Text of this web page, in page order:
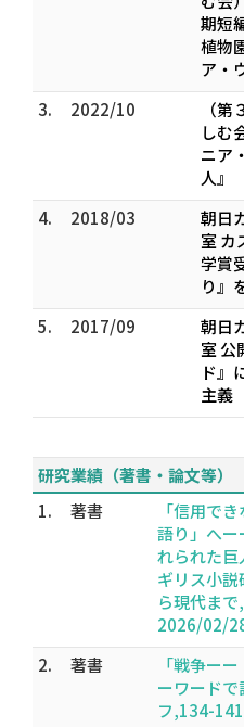
期短
植物
ア・
3.
2022/10
（
しむ
ニア
人』
4.
2018/03
朝日
室 カ
学賞
り』
5.
2017/09
朝日
室 公
ド』
主義
研究業績（著書・論文等）
1.
著書
「信用で
語り」へー
れられた巨
ギリス小
ら現代ま
2026/02/
2.
著書
「戦争ー
ーワード
フ,134-